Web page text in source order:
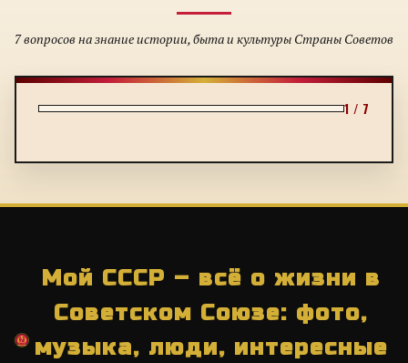
7 вопросов на знание истории, быта и культуры Страны Советов
1 / 7
Мой СССР – всё о жизни в
Советском Союзе: фото,
музыка, люди, интересные